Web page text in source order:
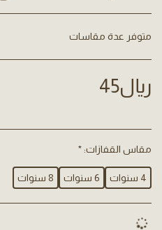
متوفر عدة مقاسات
﷼45
مقاس القفازات:*
4 سنوات 6 سنوات 8 سنوات